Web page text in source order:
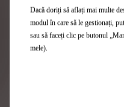
Dacă doriți să aflați mai multe
modul în care să le gestionați,
sau să faceți clic pe butonul
mele).